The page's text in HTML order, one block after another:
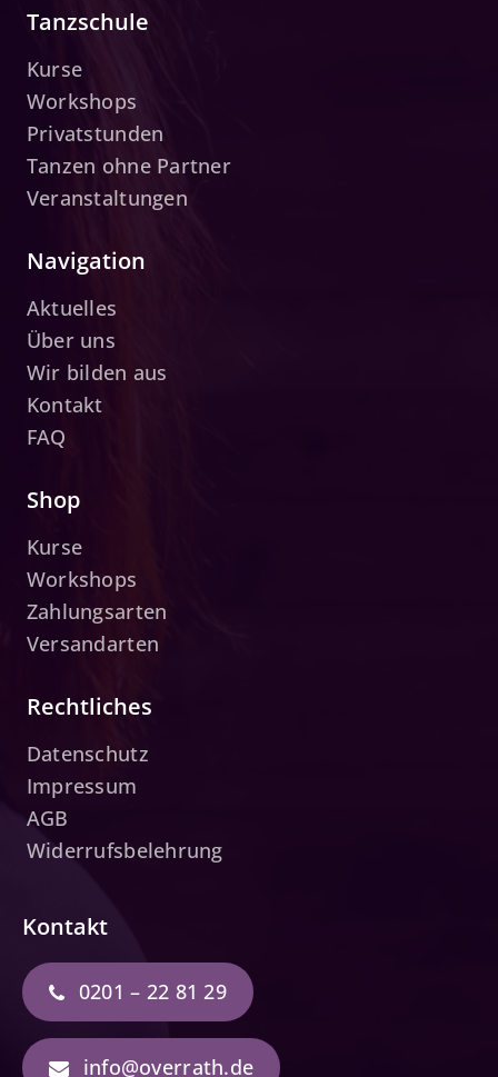
Tanzschule
Kurse
Workshops
Privatstunden
Tanzen ohne Partner
Veranstaltungen
Navigation
Aktuelles
Über uns
Wir bilden aus
Kontakt
FAQ
Kontakt
0201 – 22 81 29
info@overrath.de
Shop
Kurse
Workshops
Zahlungsarten
Versandarten
Rechtliches
Datenschutz
Impressum
AGB
Widerrufsbelehrung